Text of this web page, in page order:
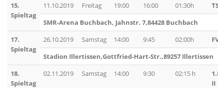
15.
Spieltag
11.10.2019 Freitag 19:00 16:00 01:30h
SMR-Arena Buchbach, Jahnstr. 7,84428 Buchbach
17.
Spieltag
26.10.2019 Samstag 14:00 9:45 02:00h
Stadion Illertissen,Gottfried-Hart-Str.,89257 Illertissen
18.
Spieltag
02.11.2019 Samstag 14:00 9:30 02:15 h
II